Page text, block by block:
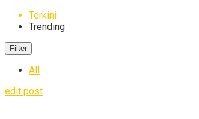
Terkini
Trending
Filter
All
edit post